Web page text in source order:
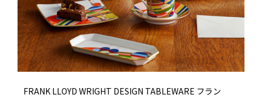
FRANK LLOYD WRIGHT DESIGN TABLEWARE フラン